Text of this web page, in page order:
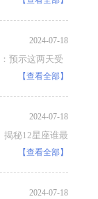
2024-07-18
预示这两天受
【查看全部】
2024-07-18
秘12星座谁最
【查看全部】
2024-07-18